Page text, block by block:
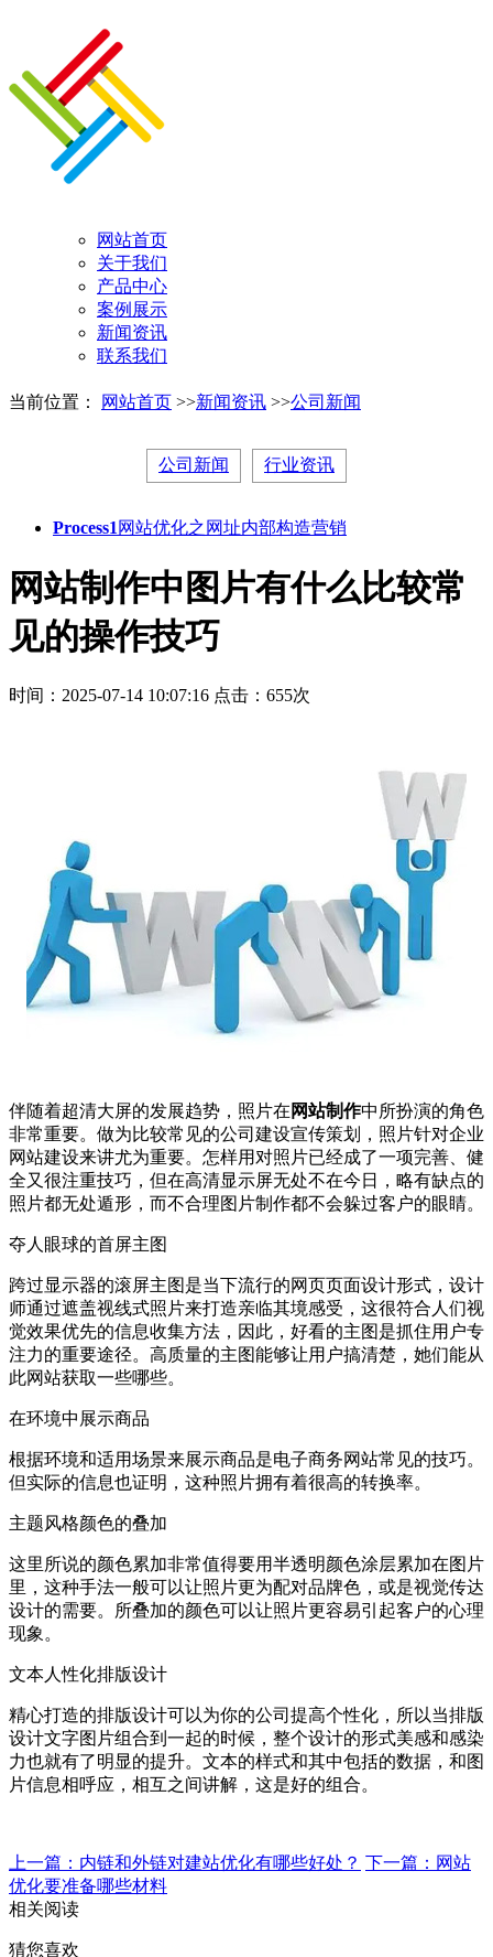
网站首页
关于我们
产品中心
案例展示
新闻资讯
联系我们
当前位置： 网站首页 >>新闻资讯 >>公司新闻
公司新闻 行业资讯
Process1 网站优化之网址内部构造营销
网站制作中图片有什么比较常
见的操作技巧
时间：2025-07-14 10:07:16 点击：655次
伴随着超清大屏的发展趋势，照片在 网站制作中所扮演的角色
非常重要。做为比较常见的公司建设宣传策划，照片针对企业
网站建设来讲尤为重要。怎样用对照片已经成了一项完善、健
全又很注重技巧，但在高清显示屏无处不在今日，略有缺点的
照片都无处遁形，而不合理图片制作都不会躲过客户的眼睛。
夺人眼球的首屏主图
跨过显示器的滚屏主图是当下流行的网页页面设计形式，设计
师通过遮盖视线式照片来打造亲临其境感受，这很符合人们视
觉效果优先的信息收集方法，因此，好看的主图是抓住用户专
注力的重要途径。高质量的主图能够让用户搞清楚，她们能从
此网站获取一些哪些。
在环境中展示商品
根据环境和适用场景来展示商品是电子商务网站常见的技巧。
但实际的信息也证明，这种照片拥有着很高的转换率。
主题风格颜色的叠加
这里所说的颜色累加非常值得要用半透明颜色涂层累加在图片
里，这种手法一般可以让照片更为配对品牌色，或是视觉传达
设计的需要。所叠加的颜色可以让照片更容易引起客户的心理
现象。
文本人性化排版设计
精心打造的排版设计可以为你的公司提高个性化，所以当排版
设计文字图片组合到一起的时候，整个设计的形式美感和感染
力也就有了明显的提升。文本的样式和其中包括的数据，和图
片信息相呼应，相互之间讲解，这是好的组合。
上一篇：内链和外链对建站优化有哪些好处？ 下一篇：网站
优化要准备哪些材料
相关阅读
猜您喜欢